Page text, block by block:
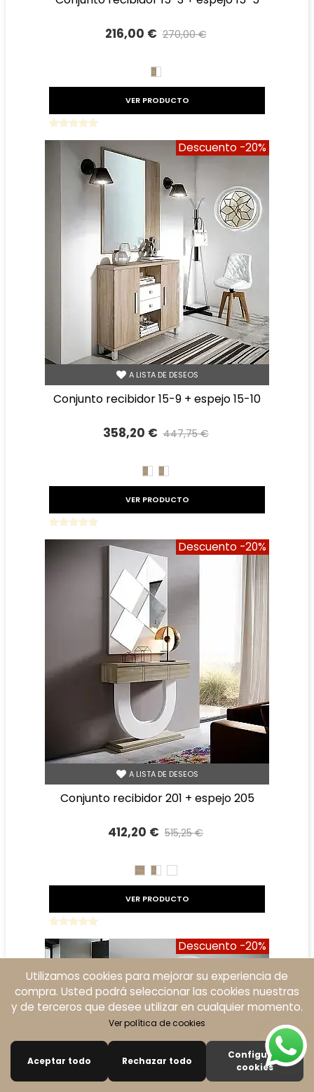
216,00 € 270,00 €
BLANCO/CAMBRIAN
VER PRODUCTO
Descuento -20%
A LISTA DE DESEOS
conjunto recibidor 15-9 + espejo 15-10
358,20 € 447,75 €
CAMBRIAN/BLANCO
BLANCO/CAMBRIAN
VER PRODUCTO
Descuento -20%
A LISTA DE DESEOS
conjunto recibidor 201 + espejo 205
412,20 € 515,25 €
CAMBRIAN
CAMBRIAN/BLANCO
BLANCO
VER PRODUCTO
Descuento -20%
Buscar Carro
Utilizamos cookies para mejorar su experiencia de
compra. Usted podrá seleccionar las cookies nuestras
y de terceros que desee utilizar en cualquier momento.
Ver política de cookies
Aceptar todo Rechazar todo
Configurar
cookies